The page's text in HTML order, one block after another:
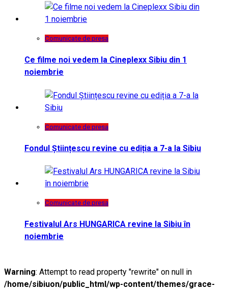
Comunicate de presa
Ce filme noi vedem la Cineplexx Sibiu din 1
noiembrie
Comunicate de presa
Fondul Științescu revine cu ediția a 7-a la Sibiu
Comunicate de presa
Festivalul Ars HUNGARICA revine la Sibiu în
noiembrie
Warning: Attempt to read property "rewrite" on null in
/home/sibiuon/public_html/wp-content/themes/grace-